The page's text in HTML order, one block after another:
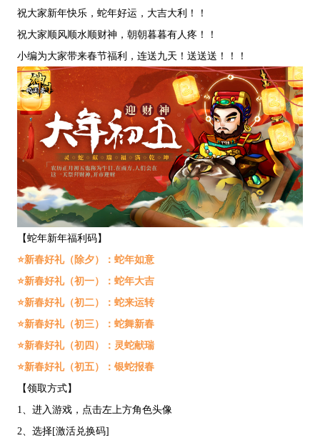
祝大家新年快乐，蛇年好运，大吉大利！！
祝大家顺风顺水顺财神，朝朝暮暮有人疼！！
小编为大家带来春节福利，连送九天！送送送！！！
【蛇年新年福利码】
⭐新春好礼（除夕）：蛇年如意
⭐新春好礼（初一）：蛇年大吉
⭐新春好礼（初二）：蛇来运转
⭐新春好礼（初三）：蛇舞新春
⭐新春好礼（初四）：灵蛇献瑞‌
⭐新春好礼（初五）：银蛇报春
【领取方式】
1、进入游戏，点击左上方角色头像
2、选择[激活兑换码]